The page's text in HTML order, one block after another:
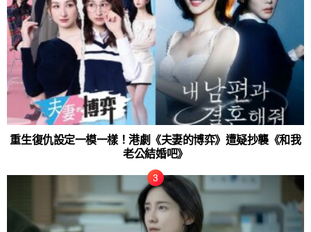
重生復仇設定一模一樣！港劇《夫妻的博弈》遭疑抄襲《和我
老公結婚吧》